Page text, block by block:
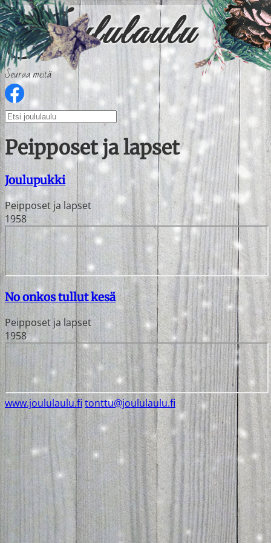
Seuraa meitä
Peipposet ja lapset
Joulupukki
Peipposet ja lapset
1958
No onkos tullut kesä
Peipposet ja lapset
1958
www.joululaulu.fi tonttu@joululaulu.fi